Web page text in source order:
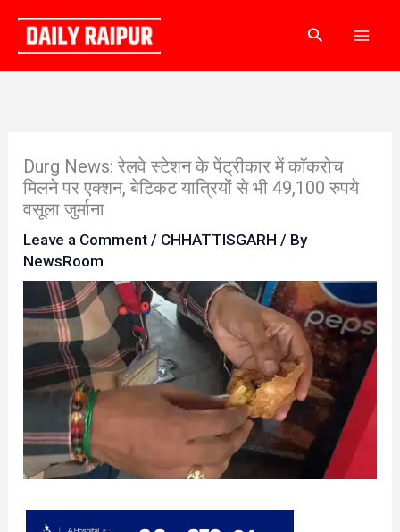
content
Search
Durg News: रेलवे स्टेशन के पेंट्रीकार में कॉकरोच
मिलने पर एक्शन, बेटिकट यात्रियों से भी 49,100 रुपये
वसूला जुर्माना
Leave a Comment / CHHATTISGARH / By
NewsRoom